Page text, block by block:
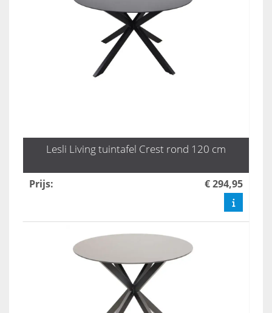
Lesli Living tuintafel Crest rond 120 cm
Prijs: € 294,95